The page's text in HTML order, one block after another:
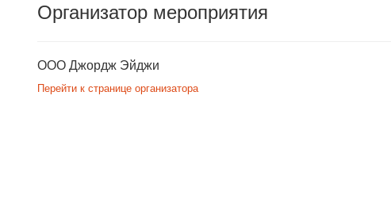
Организатор мероприятия
ООО Джордж Эйджи
Перейти к странице организатора